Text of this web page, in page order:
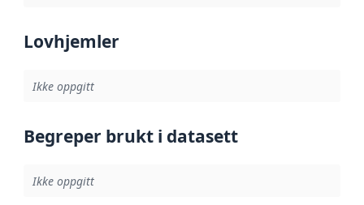
Lovhjemler
Ikke oppgitt
Begreper brukt i datasett
Ikke oppgitt